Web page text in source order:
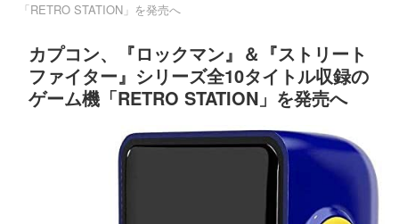
「RETRO STATION」を発売へ
カプコン、『ロックマン』＆『ストリート
ファイター』シリーズ全10タイトル収録の
ゲーム機「RETRO STATION」を発売へ